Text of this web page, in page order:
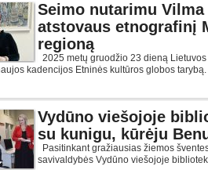
Seimo nutarimu
atstovaus etnografinį
regioną
2025 metų gruodžio 23 dieną
kadencijos Etninės kultūros globos
Vydūno viešojoje
su kunigu, kūrėju
Pasitinkant gražiausias žiemos
savivaldybės Vydūno viešojoje